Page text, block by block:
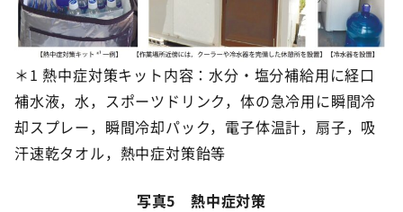
＊1 熱中症対策キット内容：水分・塩分補給用に経口
補水液，水，スポーツドリンク，体の急冷用に瞬間冷
却スプレー，瞬間冷却パック，電子体温計，扇子，吸
汗速乾タオル，熱中症対策飴等
写真5 熱中症対策